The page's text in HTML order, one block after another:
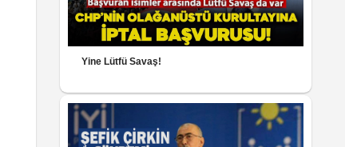
Yine Lütfü Savaş!